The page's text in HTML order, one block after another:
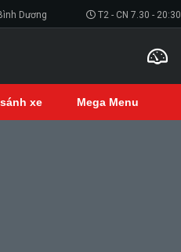
T2 - CN 7.30 - 20:30
Dương
xe Mega Menu